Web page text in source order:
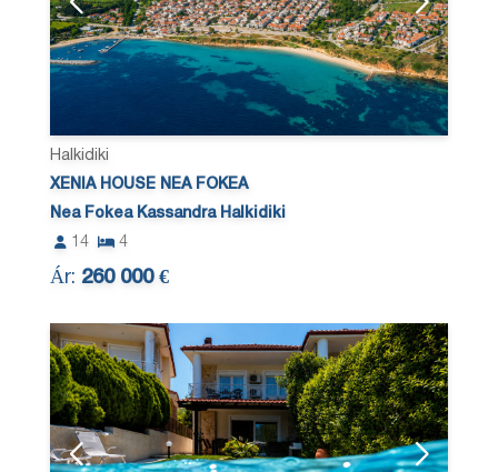
Halkidiki
XENIA HOUSE NEA FOKEA
Nea Fokea Kassandra Halkidiki
14
4
Ár: 260 000 €